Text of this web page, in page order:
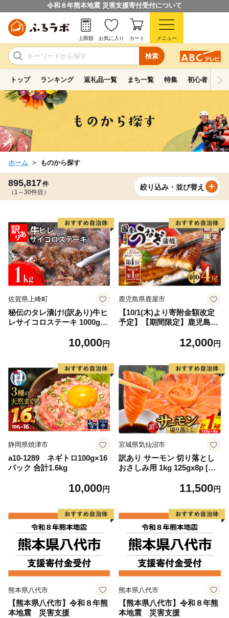
令和８年熊本地震 災害支援寄付受付について
検索
上限額 お気に入り カート メニュー
トップ ランキング 返礼品一覧 まち一覧 特集 初心者ガイド
ホーム ものから探す
895,817件
（1～30件目）
絞り込み・並び替え
佐賀県上峰町
秘伝のタレ漬け!(訳あり)牛ヒ
レサイコロステーキ 1000g
10,000円
鹿児島県鹿屋市
【10/1(木)より寄附金額改定
予定】【期間限定】鹿児島県
12,000円
静岡県焼津市
a10-1289 ネギトロ100g×16
パック 合計1.6kg
10,000円
宮城県気仙沼市
訳あり サーモン 切り落とし
おさしみ用 1kg 125gx8p [足
4313] 魚 魚介類 鮭 お刺し身
介
11,500円
熊本県八代市
【熊本県八代市】令和８年熊
本地震 災害支援
熊本県八代市
【熊本県八代市】令和８年熊
本地震 災害支援